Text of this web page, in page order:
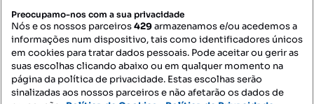
Mapa do Site
Contacte-nos
Preocupamo-nos com a sua privacidade
Nós e os nossos parceiros429armazenamos e/ou acedemos a
informações num dispositivo, tais como identificadores únicos
em cookies para tratar dados pessoais. Pode aceitar ou gerir as
suas escolhas clicando abaixo ou em qualquer momento na
página da política de privacidade. Estas escolhas serão
sinalizadas aos nossos parceiros e não afetarão os dados de